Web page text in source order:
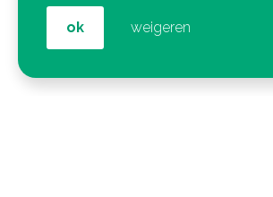
ok weigeren
Eindhoven